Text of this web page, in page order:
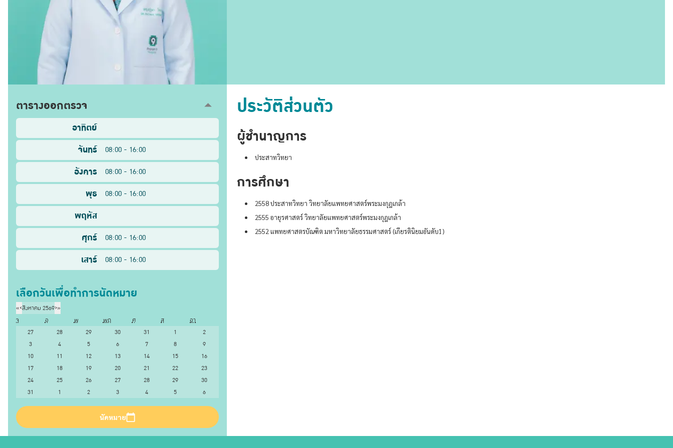
ตารางออกตรวจ
อาทิตย์
จันทร์
08:00 - 16:00
อังคาร 08:00 - 16:00
พุธ 08:00 - 16:00
พฤหัส
ศุกร์
08:00 - 16:00
เสาร์ 08:00 - 16:00
เลือกวันเพื่อทำการนัดหมาย
«‹สิงหาคม 2569›»
จ
อ พ พฤ ศ ส
อา
27
28 29 30 31 1
2
3
4 5 6 7 8
9
10
11 12 13 14 15
16
17
18 19 20 21 22
23
24
25 26 27 28 29
30
31
1 2 3 4 5 6
นัดหมาย
ประวัติส่วนตัว
ผู้ชำนาญการ
ประสาทวิทยา
การศึกษา
2558 ประสาทวิทยา วิทยาลัยแพทยศาสตร์พระมงกุฎเกล้า
2555 อายุรศาสตร์ วิทยาลัยแพทยศาสตร์พระมงกุฎเกล้า
2552 แพทยศาสตรบัณฑิต มหาวิทยาลัยธรรมศาสตร์ (เกียรตินิยมอันดับ1)